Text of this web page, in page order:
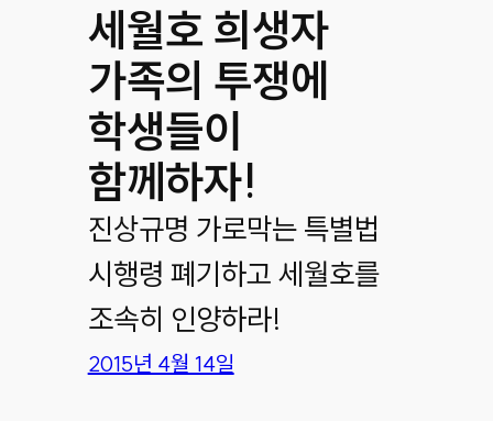
세월호 희생자
가족의 투쟁에
학생들이
함께하자!
진상규명 가로막는 특별법
시행령 폐기하고 세월호를
조속히 인양하라!
2015년 4월 14일